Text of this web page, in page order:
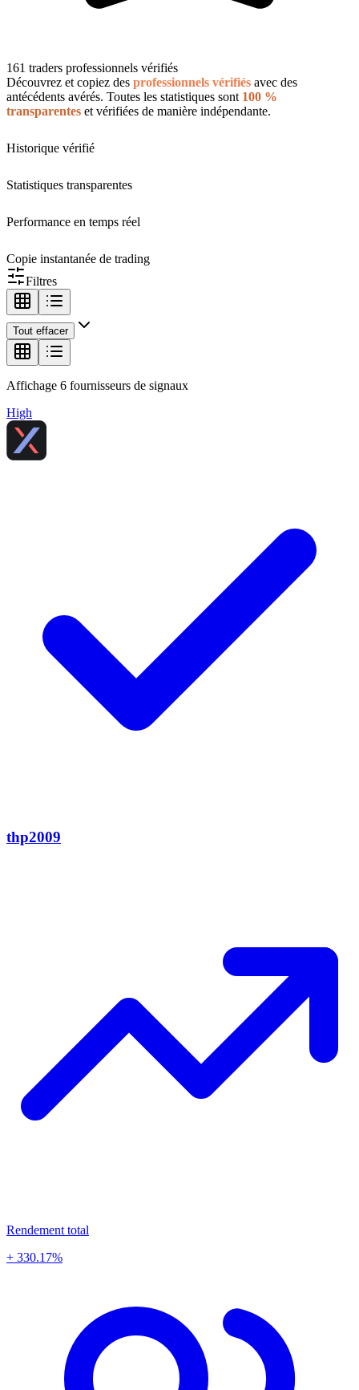
161 traders professionnels vérifiés
Découvrez et copiez des professionnels vérifiés avec des
antécédents avérés. Toutes les statistiques sont 100 %
transparentes et vérifiées de manière indépendante.
Historique vérifié
Statistiques transparentes
Performance en temps réel
Copie instantanée de trading
Filtres
Tout effacer
Affichage 6 fournisseurs de signaux
High
thp2009
Rendement total
+ 330.17%